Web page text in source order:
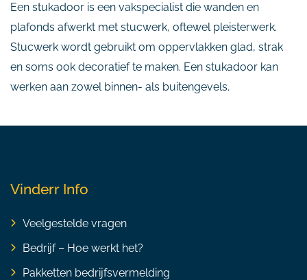
Een stukadoor is een vakspecialist die wanden en
plafonds afwerkt met stucwerk, oftewel pleisterwerk.
Stucwerk wordt gebruikt om oppervlakken glad, strak
en soms ook decoratief te maken. Een stukadoor kan
werken aan zowel binnen- als buitengevels.
Vinderr Info
Veelgestelde vragen
Bedrijf – Hoe werkt het?
Pakketten bedrijfsvermelding